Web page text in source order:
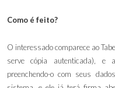
Como é feito?
O interessado comparece ao
serve cópia autenticada), e
preenchendo-o com seus